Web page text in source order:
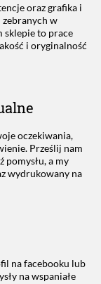
oraz grafika i
w
sklepie to prace
i oryginalność
oczekiwania,
Prześlij nam
pomysłu, a my
wydrukowany na
na facebooku lub
na wspaniałe